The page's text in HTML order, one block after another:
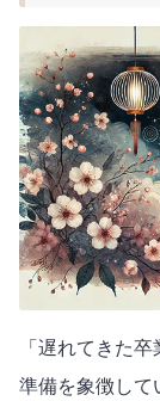
「遅れてきた
準備を象徴して